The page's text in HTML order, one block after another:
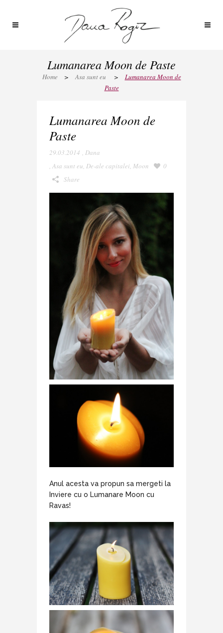
Lumanarea Moon de Paste
Home > Asa sunt eu >
Lumanarea Moon de
Paste
Lumanarea Moon de
Paste
29.03.2014 , Dana
, Asa sunt eu, De-ale capitalei, Moon
0
Share
Anul acesta va propun sa mergeti la
Inviere cu o Lumanare Moon cu
Ravas!